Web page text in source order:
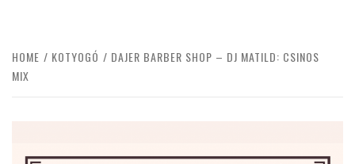
HOME KOTYOGÓ
DAJER BARBER SHOP – DJ MATILD: CSINOS
MIX